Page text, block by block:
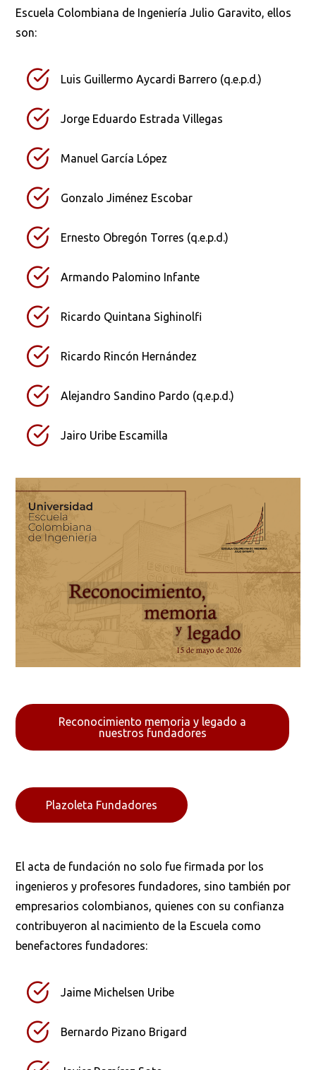
Escuela Colombiana de Ingeniería Julio Garavito, ellos
son:
Luis Guillermo Aycardi Barrero (q.e.p.d.)
Jorge Eduardo Estrada Villegas
Manuel García López
Gonzalo Jiménez Escobar
Ernesto Obregón Torres (q.e.p.d.)
Armando Palomino Infante
Ricardo Quintana Sighinolfi
Ricardo Rincón Hernández
Alejandro Sandino Pardo (q.e.p.d.)
Jairo Uribe Escamilla
Reconocimiento memoria y legado a
nuestros fundadores
Plazoleta Fundadores
El acta de fundación no solo fue firmada por los
ingenieros y profesores fundadores, sino también por
empresarios colombianos, quienes con su confianza
contribuyeron al nacimiento de la Escuela como
benefactores fundadores:
Jaime Michelsen Uribe
Bernardo Pizano Brigard
Busca en la escuela
Buscar en: